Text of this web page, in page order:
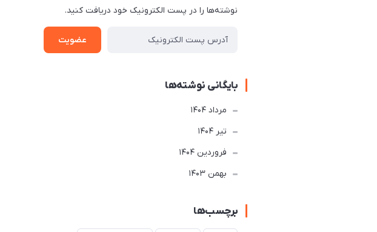
نوشته‌ها را در پست الکترونیک خود دریافت کنید.
عضویت
بایگانی نوشته‌ها
مرداد 1404
تير 1404
فروردین 1404
بهمن 1403
برچسب‌ها